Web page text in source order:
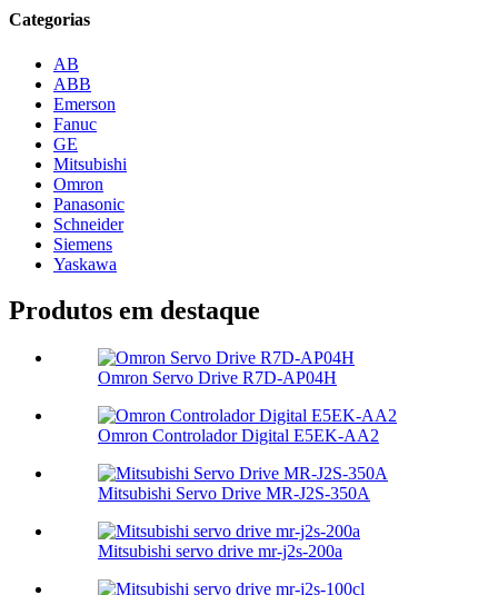
Categorias
AB
ABB
Emerson
Fanuc
GE
Mitsubishi
Omron
Panasonic
Schneider
Siemens
Yaskawa
Produtos em destaque
Omron Servo Drive R7D-AP04H
Omron Controlador Digital E5EK-AA2
Mitsubishi Servo Drive MR-J2S-350A
Mitsubishi servo drive mr-j2s-200a